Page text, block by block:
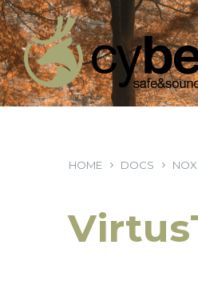
HOME DOCS NOX